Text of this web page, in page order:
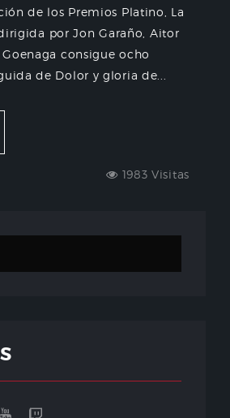
de los Premios Platino, La
por Jon Garaño, Aitor
consigue ocho
de Dolor y gloria de...
1983 Visitas